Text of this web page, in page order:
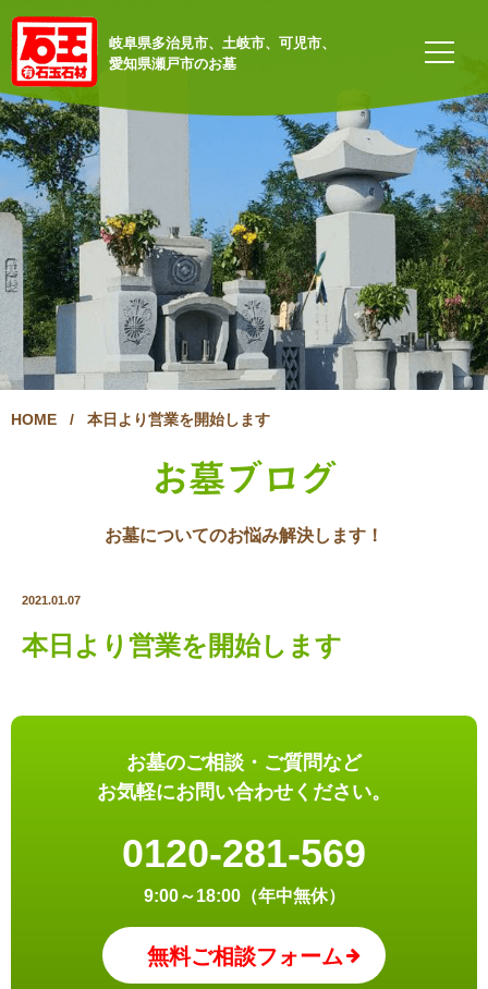
岐阜県多治見市、土岐市、可児市、
愛知県瀬戸市のお墓
HOME / 本日より営業を開始します
お墓ブログ
お墓についてのお悩み解決します！
2021.01.07
本日より営業を開始します
お墓のご相談・ご質問など
お気軽にお問い合わせください。
0120-281-569
9:00～18:00（年中無休）
無料ご相談フォーム